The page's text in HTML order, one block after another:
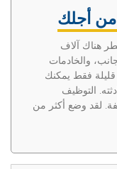
أجلك
هناك آلاف
والخادمات
قليلة فقط يمكنك
التوظيف
لقد وضع أكثر من